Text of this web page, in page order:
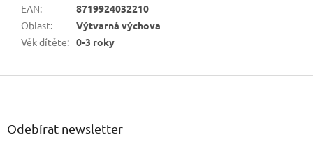
EAN:
8719924032210
Oblast:
Výtvarná výchova
Věk dítěte: 0-3 roky
Z
Odebírat newsletter